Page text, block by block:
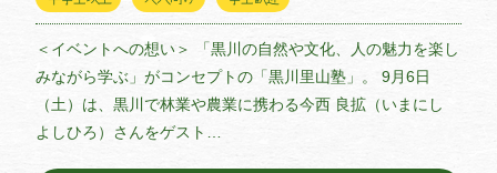
＜イベントへの想い＞ 「黒川の自然や文化、人の魅力を楽し
みながら学ぶ」がコンセプトの「黒川里山塾」。 9月6日
（土）は、黒川で林業や農業に携わる今西 良拡（いまにし
よしひろ）さんをゲスト…